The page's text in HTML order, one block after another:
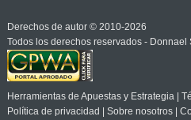
Derechos de autor © 2010-2026
Todos los derechos reservados - Donnael
Herramientas de Apuestas y Estrategia|
Política de privacidad
Sobre nosotros|